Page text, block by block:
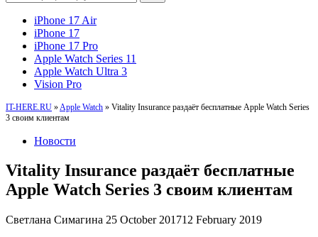
iPhone 17 Air
iPhone 17
iPhone 17 Pro
Apple Watch Series 11
Apple Watch Ultra 3
Vision Pro
IT-HERE.RU » Apple Watch » Vitality Insurance раздаёт бесплатные Apple Watch Series
3 своим клиентам
Новости
Vitality Insurance раздаёт бесплатные
Apple Watch Series 3 своим клиентам
Светлана Симагина 25 October 201712 February 2019